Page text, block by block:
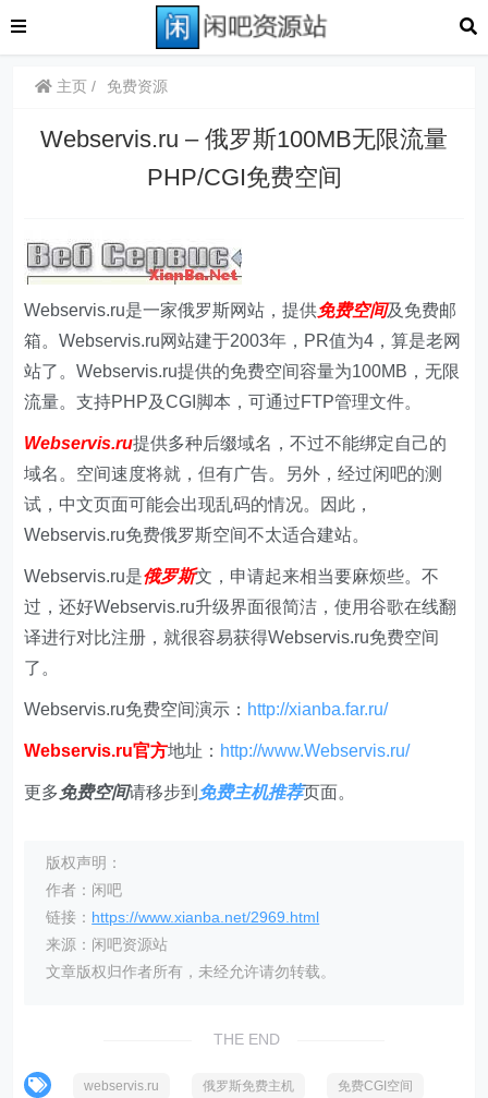
主页 免费资源
Webservis.ru – 俄罗斯100MB无限流量
PHP/CGI免费空间
Webservis.ru是一家俄罗斯网站，提供免费空间及免费邮
箱。Webservis.ru网站建于2003年，PR值为4，算是老网
站了。Webservis.ru提供的免费空间容量为100MB，无限
流量。支持PHP及CGI脚本，可通过FTP管理文件。
Webservis.ru提供多种后缀域名，不过不能绑定自己的
域名。空间速度将就，但有广告。另外，经过闲吧的测
试，中文页面可能会出现乱码的情况。因此，
Webservis.ru免费俄罗斯空间不太适合建站。
Webservis.ru是俄罗斯文，申请起来相当要麻烦些。不
过，还好Webservis.ru升级界面很简洁，使用谷歌在线翻
译进行对比注册，就很容易获得Webservis.ru免费空间
了。
Webservis.ru免费空间演示： http://xianba.far.ru/
Webservis.ru官方地址： http://www.Webservis.ru/
更多免费空间请移步到 免费主机推荐页面。
版权声明：
作者：闲吧
链接： https://www.xianba.net/2969.html
来源：闲吧资源站
文章版权归作者所有，未经允许请勿转载。
THE END
webservis.ru 俄罗斯免费主机 免费CGI空间